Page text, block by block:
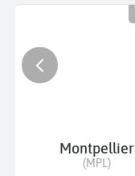
Montpellier
(MPL)